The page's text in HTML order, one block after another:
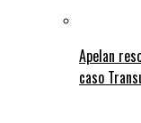
Apelan
caso